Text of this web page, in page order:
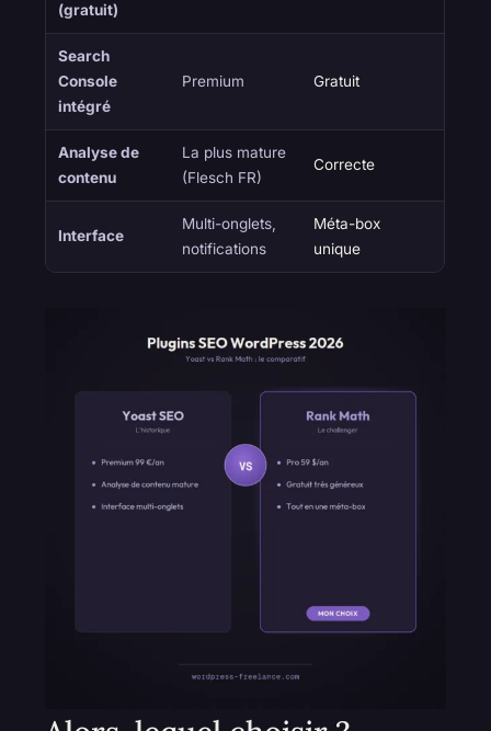
(gratuit)
Search
Console
intégré
Premium Gratuit
Analyse de
contenu
La plus mature
(Flesch FR)
Correcte
Interface
Multi-onglets,
notifications
Méta-box
unique